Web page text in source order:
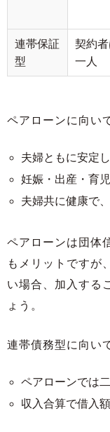
連帯保証
型
契約
一人
ペアローンに向い
夫婦ともに安定
妊娠・出産・育
夫婦共に健康で
ペアローンは団体
もメリットですが
い場合、加入する
ょう。
連帯債務型に向い
ペアローンでは
収入合算で借入